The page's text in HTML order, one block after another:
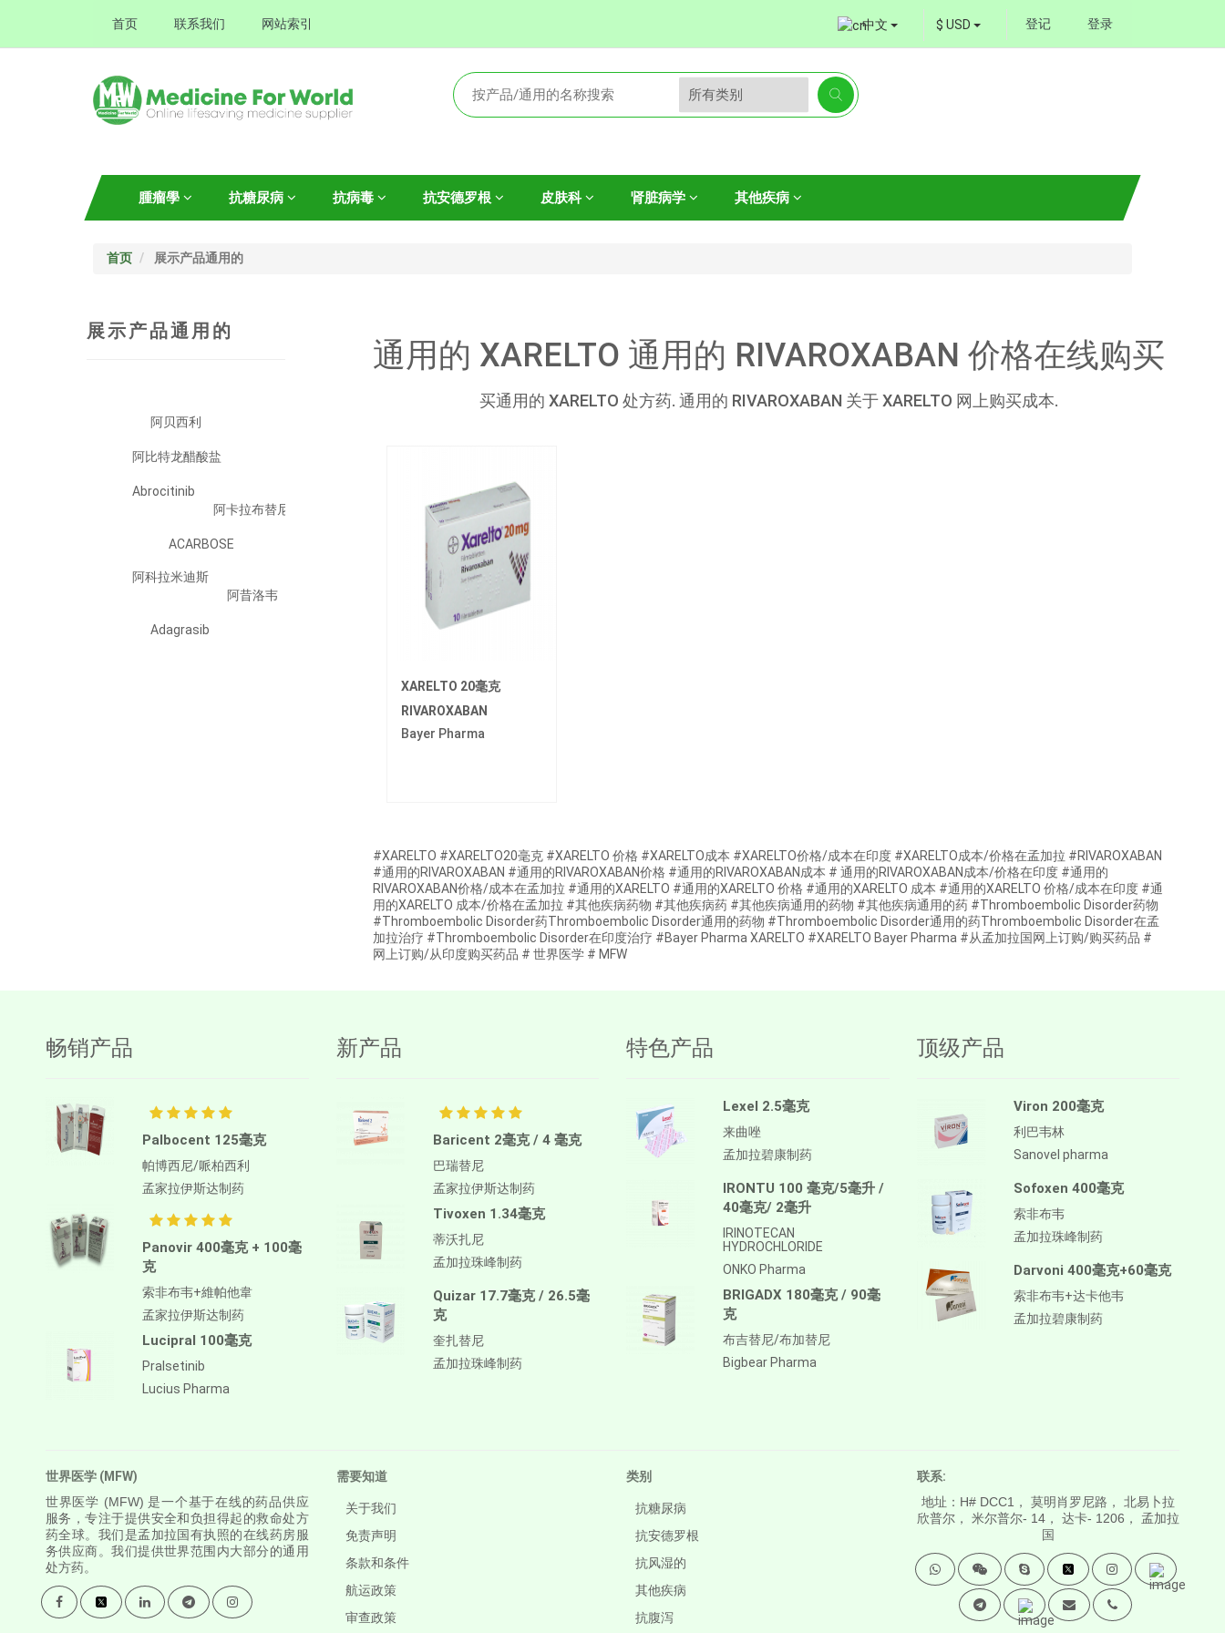
首页 联系我们 网站索引 中文 $ USD 登记 登录
腫瘤學 抗糖尿病 抗病毒 抗安德罗根 皮肤科 肾脏病学 其他疾病
首页 展示产品通用的
展示产品通用的
阿贝西利
阿比特龙醋酸盐
Abrocitinib
阿卡拉布替尼
ACARBOSE
阿科拉米迪斯
阿昔洛韦
Adagrasib
阿那曲唑
Anlotinib
Anti-Human thymocyte
Immunoglobulin [rabbit]
Antithymocyte Globulin-
equine
阿帕鲁胺/阿帕他胺
阿普斯特
APREPITANT
Aprocitentan
Asciminib
Atazanavir + Ritonavir
阿特珠单抗
Atorvastatin Calcium
通用的 XARELTO 通用的 RIVAROXABAN 价格在线购买
买通用的 XARELTO 处方药. 通用的 RIVAROXABAN 关于 XARELTO 网上购买成本.
XARELTO 20毫克
RIVAROXABAN
Bayer Pharma
#XARELTO #XARELTO20毫克 #XARELTO 价格 #XARELTO成本 #XARELTO价格/成本在印度 #XARELTO成本/价格在孟加拉 #RIVAROXABAN
#通用的RIVAROXABAN #通用的RIVAROXABAN价格 #通用的RIVAROXABAN成本 # 通用的RIVAROXABAN成本/价格在印度 #通用的
RIVAROXABAN价格/成本在孟加拉 #通用的XARELTO #通用的XARELTO 价格 #通用的XARELTO 成本 #通用的XARELTO 价格/成本在印度 #通
用的XARELTO 成本/价格在孟加拉 #其他疾病药物 #其他疾病药 #其他疾病通用的药物 #其他疾病通用的药 #Thromboembolic Disorder药物
#Thromboembolic Disorder药Thromboembolic Disorder通用的药物 #Thromboembolic Disorder通用的药Thromboembolic Disorder在孟
加拉治疗 #Thromboembolic Disorder在印度治疗 #Bayer Pharma XARELTO #XARELTO Bayer Pharma #从孟加拉国网上订购/购买药品 #
网上订购/从印度购买药品 # 世界医学 # MFW
畅销产品
Palbocent 125毫克
帕博西尼/哌柏西利
孟家拉伊斯达制药
Panovir 400毫克 + 100毫
克
索非布韦+維帕他韋
孟家拉伊斯达制药
Lucipral 100毫克
Pralsetinib
Lucius Pharma
新产品
Baricent 2毫克 / 4 毫克
巴瑞替尼
孟家拉伊斯达制药
Tivoxen 1.34毫克
蒂沃扎尼
孟加拉珠峰制药
Quizar 17.7毫克 / 26.5毫
克
奎扎替尼
孟加拉珠峰制药
特色产品
Lexel 2.5毫克
来曲唑
孟加拉碧康制药
IRONTU 100 毫克/5毫升 /
40毫克/ 2毫升
IRINOTECAN
HYDROCHLORIDE
ONKO Pharma
BRIGADX 180毫克 / 90毫
克
布吉替尼/布加替尼
Bigbear Pharma
顶级产品
Viron 200毫克
利巴韦林
Sanovel pharma
Sofoxen 400毫克
索非布韦
孟加拉珠峰制药
Darvoni 400毫克+60毫克
索非布韦+达卡他韦
孟加拉碧康制药
世界医学 (MFW)
世界医学 (MFW) 是一个基于在线的药品供应
服务，专注于提供安全和负担得起的救命处方
药全球。我们是孟加拉国有执照的在线药房服
务供应商。我们提供世界范围内大部分的通用
处方药。
需要知道
关于我们
免责声明
条款和条件
航运政策
审查政策
类别
抗糖尿病
抗安德罗根
抗风湿的
其他疾病
抗腹泻
联系:
地址：H# DCC1， 莫明肖罗尼路， 北易卜拉
欣普尔， 米尔普尔- 14， 达卡- 1206， 孟加拉
国